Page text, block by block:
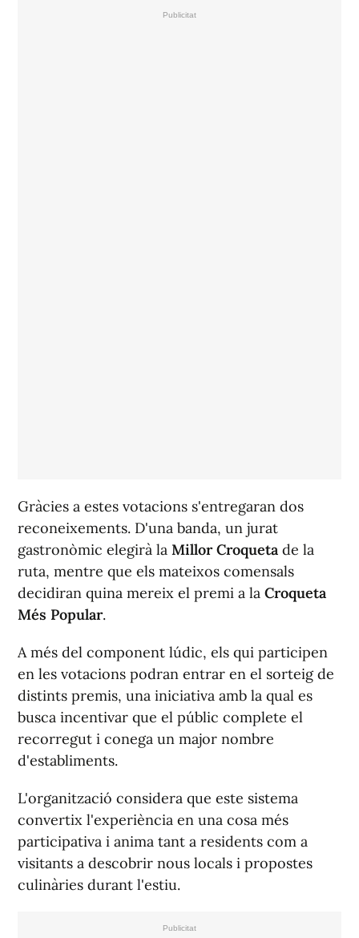
Gràcies a estes votacions s'entregaran dos
reconeixements. D'una banda, un jurat
gastronòmic elegirà la Millor Croqueta de la
ruta, mentre que els mateixos comensals
decidiran quina mereix el premi a la Croqueta
Més Popular.
A més del component lúdic, els qui participen
en les votacions podran entrar en el sorteig de
distints premis, una iniciativa amb la qual es
busca incentivar que el públic complete el
recorregut i conega un major nombre
d'establiments.
L'organització considera que este sistema
convertix l'experiència en una cosa més
participativa i anima tant a residents com a
visitants a descobrir nous locals i propostes
culinàries durant l'estiu.